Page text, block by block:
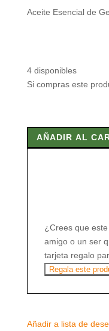
Aceite Esencial de
4 disponibles
Si compras este
Esencial
AÑADIR AL
¿Crees que
amigo o un ser
tarjeta regalo
Regala este
Añadir a lista de